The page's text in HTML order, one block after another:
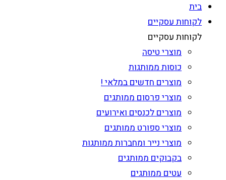
בית
לקוחות עסקיים
לקוחות עסקיים
מוצרי טיסה
כוסות ממותגות
מוצרים חדשים במלאי !
מוצרי פרסום ממותגים
מוצרים לכנסים ואירועים
מוצרי ספורט ממותגים
מוצרי נייר ומחברות ממותגות
בקבוקים ממותגים
עטים ממותגים